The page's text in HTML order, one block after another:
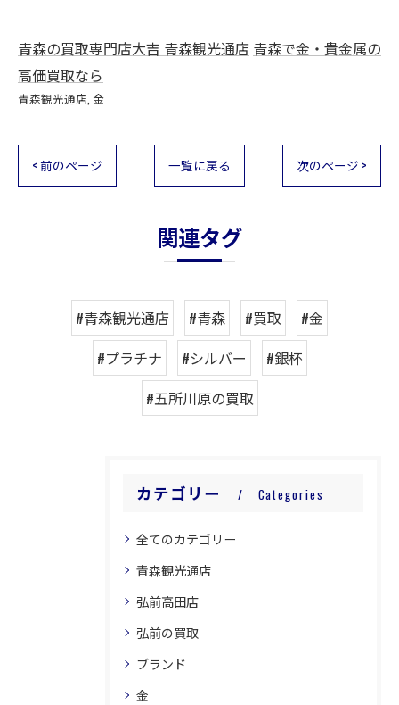
青森の買取専門店大吉 青森観光通店 青森で金・貴金属の
高価買取なら
青森観光通店 金
< 前のページ 一覧に戻る 次のページ >
関連タグ
#青森観光通店 #青森 #買取
#金
#プラチナ
#シルバー
#銀杯
#五所川原の買取
カテゴリー Categories
全てのカテゴリー
青森観光通店
弘前高田店
弘前の買取
ブランド
金